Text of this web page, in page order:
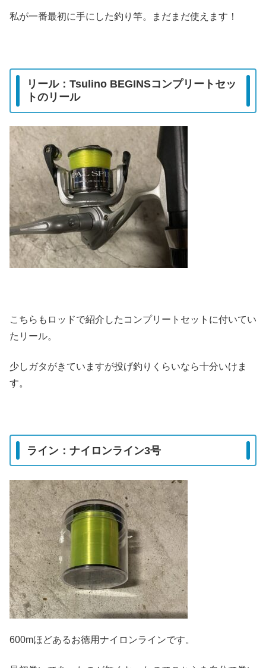
私が一番最初に手にした釣り竿。まだまだ使えます！
リール：Tsulino BEGINSコンプリートセッ
トのリール
こちらもロッドで紹介したコンプリートセットに付いてい
たリール。
少しガタがきていますが投げ釣りくらいなら十分いけま
す。
ライン：ナイロンライン3号
600mほどあるお徳用ナイロンラインです。